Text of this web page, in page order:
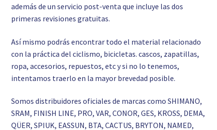
además de un servicio post-venta que incluye las dos
primeras revisiones gratuitas.
Así mismo podrás encontrar todo el material relacionado
con la práctica del ciclismo, bicicletas. cascos, zapatillas,
ropa, accesorios, repuestos, etc y si no lo tenemos,
intentamos traerlo en la mayor brevedad posible.
Somos distribuidores oficiales de marcas como SHIMANO,
SRAM, FINISH LINE, PRO, VAR, CONOR, GES, KROSS, DEMA,
QÜER, SPIUK, EASSUN, BTA, CACTUS, BRYTON, NAMED,